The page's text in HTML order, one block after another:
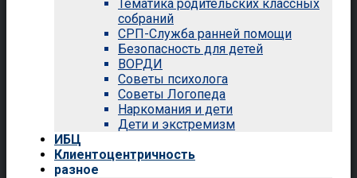
Тематика родительских классных
собраний
СРП-Служба ранней помощи
Безопасность для детей
ВОРДИ
Советы психолога
Советы Логопеда
Наркомания и дети
Дети и экстремизм
ИБЦ
Клиентоцентричность
разное